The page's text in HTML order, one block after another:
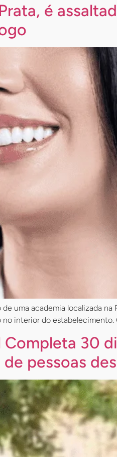
é
uma academia localizada
interior do
30
pessoas